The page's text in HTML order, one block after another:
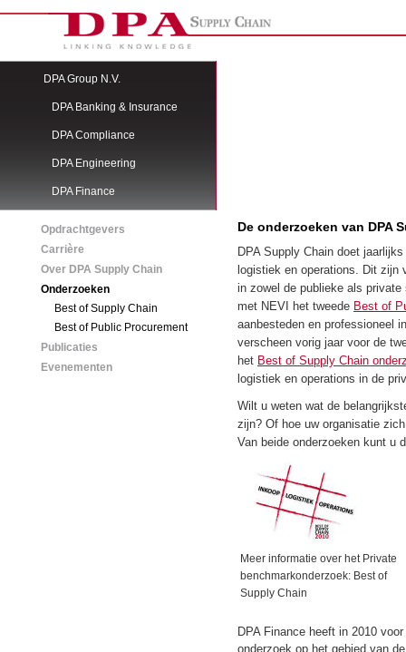
DPA Group N.V.
DPA Banking & Insurance
DPA Compliance
DPA Engineering
DPA Finance
DPA Legal
DPA Recht & Ruimte
DPA Sociale Zekerheid
DPA Supply Chain
GEOS
De onderzoeken van DPA
DPA Supply Chain doet
logistiek en operations. Dit zijn
in zowel de publieke als
met NEVI het tweede Best of
aanbesteden en professioneel
verscheen vorig jaar voor de
het Best of Supply Chain
logistiek en operations in de
Wilt u weten wat de
zijn? Of hoe uw organisatie
Van beide onderzoeken kunt u
Meer informatie over het Private
benchmarkonderzoek: Best of
Supply Chain
DPA Finance heeft in 2010
onderzoek op het gebied van
Opdrachtgevers
Carrière
Over DPA Supply Chain
Onderzoeken
Best of Supply Chain
Best of Public Procurement
Publicaties
Evenementen